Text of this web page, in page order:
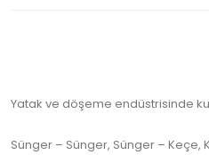
Yatak ve döşeme endüstrisinde
Sünger – Sünger, Sünger – Keçe,